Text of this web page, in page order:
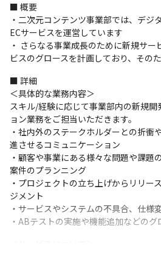
■ 概要
・⼆次元コンテンツ事業部では、デジ
ECサービスを運営しています
・ さらなる事業成⻑のために新規サ
ビスのグロースを計画しており、その
■ 詳細
＜具体的な業務内容＞
スキル/経験に応じて事業部内の新規開
ョン業務をご担当いただきます。
・社内外のステークホルダーとの折衝
進させるコミュニケーション
・顧客や事業にある様々な問題や課題
案件のプランニング
・プロジェクトの⽴ち上げからリリー
ジメント
・サービスやシステムの不具合、仕様
・ABテストの実施や機能追加などの